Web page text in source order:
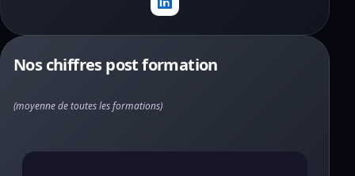
Nos chiffres post formation
(moyenne de toutes les formations)